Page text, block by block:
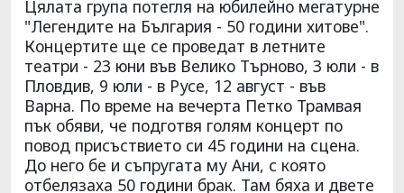
Цялата група потегля на юбилейно мегатурне
"Легендите на България - 50 години хитове".
Концертите ще се проведат в летните
театри - 23 юни във Велико Търново, 3 юли - в
Пловдив, 9 юли - в Русе, 12 август - във
Варна. По време на вечерта Петко Трамвая
пък обяви, че подготвя голям концерт по
повод присъствието си 45 години на сцена.
До него бе и съпругата му Ани, с която
отбелязаха 50 години брак. Там бяха и двете